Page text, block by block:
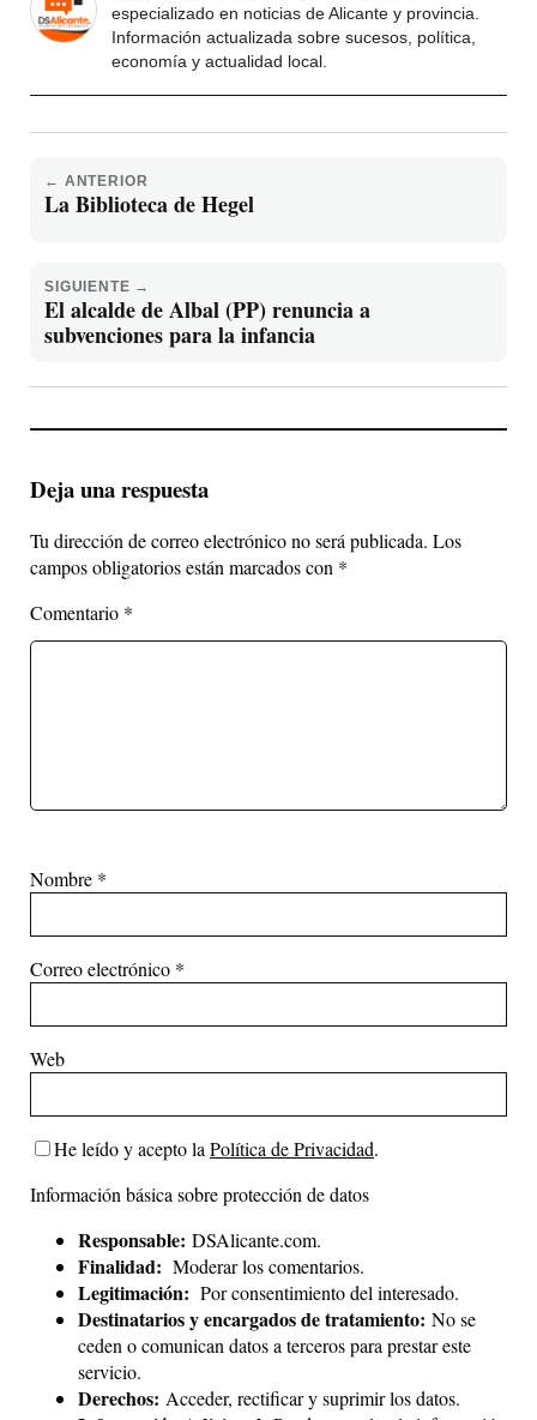
especializado en noticias de Alicante y provincia.
Información actualizada sobre sucesos, política,
economía y actualidad local.
← ANTERIOR
La Biblioteca de Hegel
SIGUIENTE →
El alcalde de Albal (PP) renuncia a
subvenciones para la infancia
Deja una respuesta
Tu dirección de correo electrónico no será publicada. Los
campos obligatorios están marcados con *
Comentario *
Nombre *
Correo electrónico *
Web
He leído y acepto laPolítica de Privacidad.
Información básica sobre protección de datos
Responsable: DSAlicante.com.
Finalidad: Moderar los comentarios.
Legitimación: Por consentimiento del interesado.
Destinatarios y encargados de tratamiento: No se
ceden o comunican datos a terceros para prestar este
servicio.
Derechos: Acceder, rectificar y suprimir los datos.